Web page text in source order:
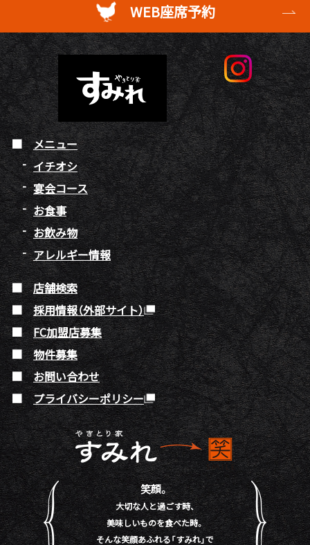
WEB座席予約
メニュー
イチオシ
宴会コース
お食事
お飲み物
アレルギー情報
店舗検索
採用情報（外部サイト）
FC加盟店募集
物件募集
お問い合わせ
プライバシーポリシー
笑顔。
大切な人と過ごす時、
美味しいものを食べた時。
そんな笑顔あふれる「すみれ」で